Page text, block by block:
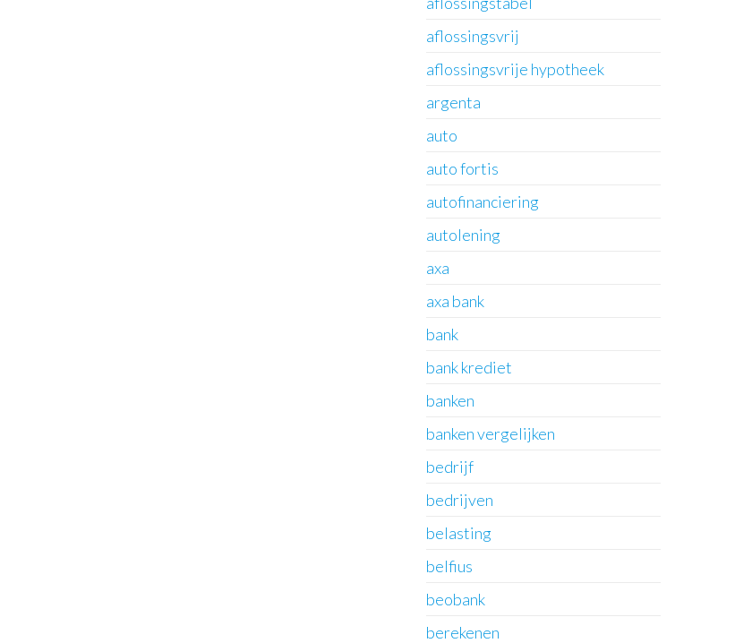
aflossingsvrij
aflossingsvrije hypotheek
argenta
auto
auto fortis
autofinanciering
autolening
axa
axa bank
bank
bank krediet
banken
banken vergelijken
bedrijf
bedrijven
belasting
belfius
beobank
berekenen